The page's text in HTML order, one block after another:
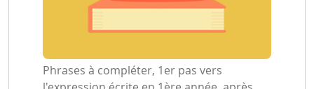
Phrases à compléter, 1er pas vers